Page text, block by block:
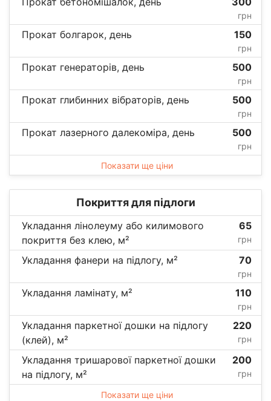
грн
Прокат болгарок, день 150
грн
Прокат генераторів, день 500
грн
Прокат глибинних вібраторів, день 500
грн
Прокат лазерного далекоміра, день 500
грн
Показати ще ціни
Покриття для підлоги
Укладання лінолеуму або килимового
покриття без клею, м²
65
грн
Укладання фанери на підлогу, м² 70
грн
Укладання ламінату, м² 110
грн
Укладання паркетної дошки на підлогу
(клей), м²
220
грн
Укладання тришарової паркетної дошки
на підлогу, м²
200
грн
Показати ще ціни